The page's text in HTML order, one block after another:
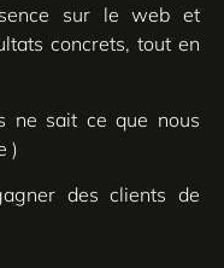
sur le web et
concrets, tout en
ne sait ce que nous
)
des clients de